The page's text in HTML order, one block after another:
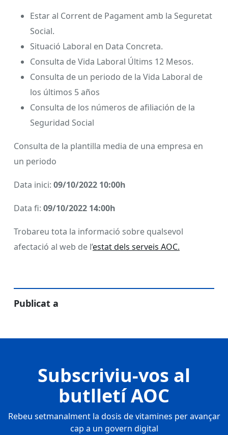
Estar al Corrent de Pagament amb la Seguretat
Social.
Situació Laboral en Data Concreta.
Consulta de Vida Laboral Últims 12 Mesos.
Consulta de un periodo de la Vida Laboral de
los últimos 5 años
Consulta de los números de afiliación de la
Seguridad Social
Consulta de la plantilla media de una empresa en
un periodo
Data inici: 09/10/2022 10:00h
Data fi: 09/10/2022 14:00h
Trobareu tota la informació sobre qualsevol
afectació al web de l’estat dels serveis AOC.
Publicat a
Subscriviu-vos al
butlletí AOC
Rebeu setmanalment la dosis de vitamines per avançar
cap a un govern digital